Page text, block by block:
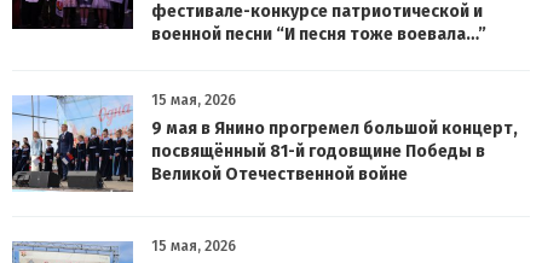
фестивале-конкурсе патриотической и
военной песни “И песня тоже воевала…”
15 мая, 2026
9 мая в Янино прогремел большой концерт,
посвящённый 81-й годовщине Победы в
Великой Отечественной войне
15 мая, 2026